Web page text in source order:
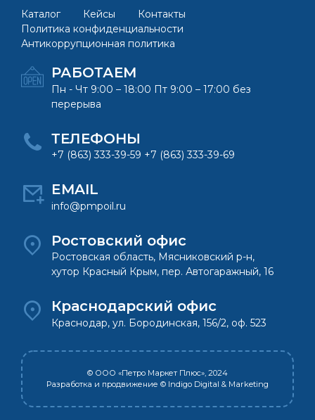
Каталог Кейсы
Контакты
Политика конфиденциальности
Антикоррупционная политика
РАБОТАЕМ
Пн - Чт 9:00 – 18:00 Пт 9:00 – 17:00 без
перерыва
ТЕЛЕФОНЫ
+7 (863) 333-39-59 +7 (863) 333-39-69
EMAIL
info@pmpoil.ru
Ростовский офис
Ростовская область, Мясниковский р-н,
хутор Красный Крым, пер. Автогаражный, 16
Краснодарский офис
Краснодар, ул. Бородинская, 156/2, оф. 523
© ООО «Петро Маркет Плюс», 2024
Разработка и продвижение © Indigo Digital & Marketing